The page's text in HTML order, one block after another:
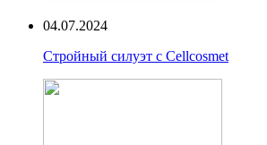
04.07.2024
Стройный силуэт с Cellcosmet